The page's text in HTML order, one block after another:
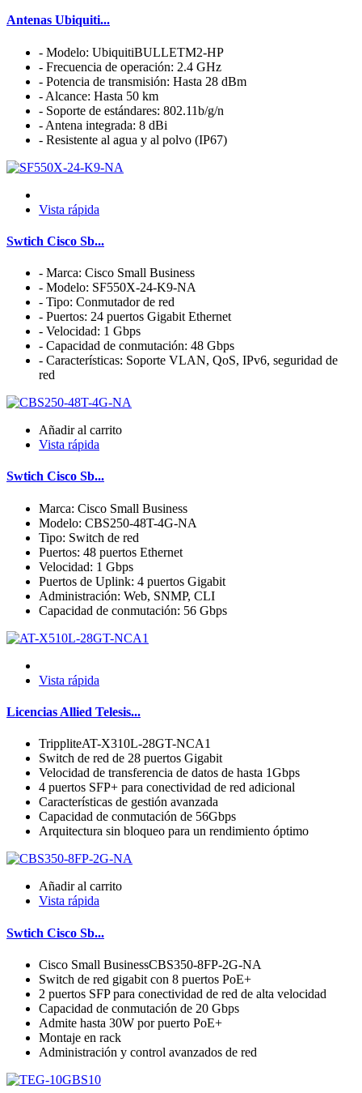
Antenas Ubiquiti...
- Modelo: UbiquitiBULLETM2-HP
- Frecuencia de operación: 2.4 GHz
- Potencia de transmisión: Hasta 28 dBm
- Alcance: Hasta 50 km
- Soporte de estándares: 802.11b/g/n
- Antena integrada: 8 dBi
- Resistente al agua y al polvo (IP67)
Vista rápida
Swtich Cisco Sb...
- Marca: Cisco Small Business
- Modelo: SF550X-24-K9-NA
- Tipo: Conmutador de red
- Puertos: 24 puertos Gigabit Ethernet
- Velocidad: 1 Gbps
- Capacidad de conmutación: 48 Gbps
- Características: Soporte VLAN, QoS, IPv6, seguridad de
red
Añadir al carrito
Vista rápida
Swtich Cisco Sb...
Marca: Cisco Small Business
Modelo: CBS250-48T-4G-NA
Tipo: Switch de red
Puertos: 48 puertos Ethernet
Velocidad: 1 Gbps
Puertos de Uplink: 4 puertos Gigabit
Administración: Web, SNMP, CLI
Capacidad de conmutación: 56 Gbps
Vista rápida
Licencias Allied Telesis...
TrippliteAT-X310L-28GT-NCA1
Switch de red de 28 puertos Gigabit
Velocidad de transferencia de datos de hasta 1Gbps
4 puertos SFP+ para conectividad de red adicional
Características de gestión avanzada
Capacidad de conmutación de 56Gbps
Arquitectura sin bloqueo para un rendimiento óptimo
Añadir al carrito
Vista rápida
Swtich Cisco Sb...
Cisco Small BusinessCBS350-8FP-2G-NA
Switch de red gigabit con 8 puertos PoE+
2 puertos SFP para conectividad de red de alta velocidad
Capacidad de conmutación de 20 Gbps
Admite hasta 30W por puerto PoE+
Montaje en rack
Administración y control avanzados de red